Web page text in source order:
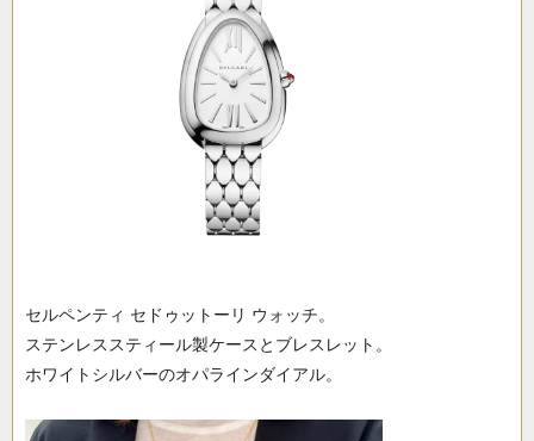
セルペンティ セドゥットーリ ウォッチ。
ステンレススティール製ケースとブレスレット。
ホワイトシルバーのオパラインダイアル。